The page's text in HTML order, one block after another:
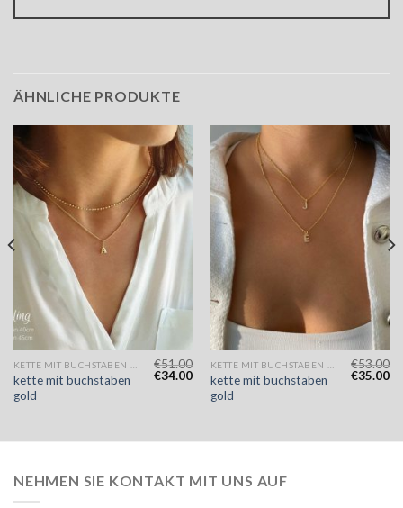
ÄHNLICHE PRODUKTE
kette mit buchstaben
gold
€51.00
€34.00
kette mit buchstaben
gold
€53.00
€35.00
NEHMEN SIE KONTAKT MIT UNS AUF